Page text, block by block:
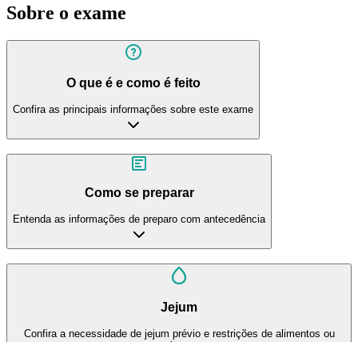
Sobre o exame
O que é e como é feito
Confira as principais informações sobre este exame
Como se preparar
Entenda as informações de preparo com antecedência
Jejum
Confira a necessidade de jejum prévio e restrições de alimentos ou